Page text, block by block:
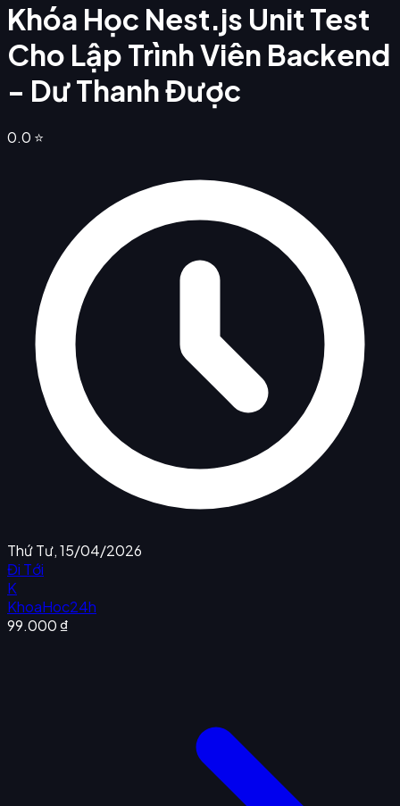
Khóa Học Nest.js Unit Test
Cho Lập Trình Viên Backend
- Dư Thanh Được
0.0 ⭐
Thứ Tư, 15/04/2026
Đi Tới
K
KhoaHoc24h
99.000 ₫